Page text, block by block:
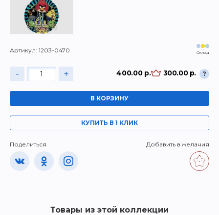
Артикул: 1203-0470 Склад
- + 400.00 р. 300.00 р. ?
В КОРЗИНУ
КУПИТЬ В 1 КЛИК
Поделиться Добавить в желания
Товары из этой коллекции